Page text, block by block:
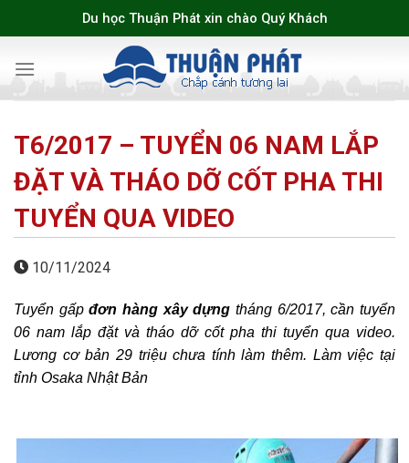
to
Du học Thuận Phát xin chào Quý Khách
T6/2017 – TUYỂN 06 NAM LẮP
ĐẶT VÀ THÁO DỠ CỐT PHA THI
TUYỂN QUA VIDEO
10/11/2024
Tuyển gấpđơn hàng xây dựng tháng 6/2017, cần tuyển
06 nam lắp đặt và tháo dỡ cốt pha thi tuyển qua video.
Lương cơ bản 29 triệu chưa tính làm thêm. Làm việc tại
tỉnh Osaka Nhật Bản